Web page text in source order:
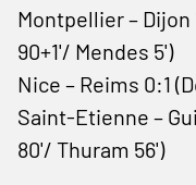
Montpellier – Dijon
90+1'/ Mendes 5')
Nice – Reims 0:1
Saint-Etienne –
80'/ Thuram 56')